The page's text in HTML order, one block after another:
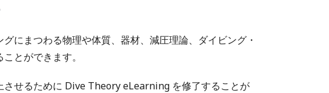
にまつわる物理や体質、器材、減圧理論、ダイビング・
とができます。
させるために Dive Theory eLearning を修了することが